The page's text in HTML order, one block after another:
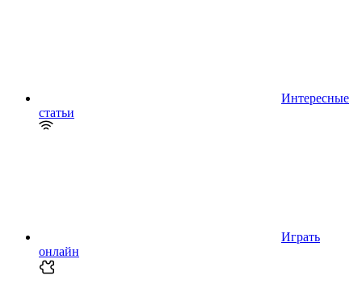
Интересные
статьи
Играть
онлайн